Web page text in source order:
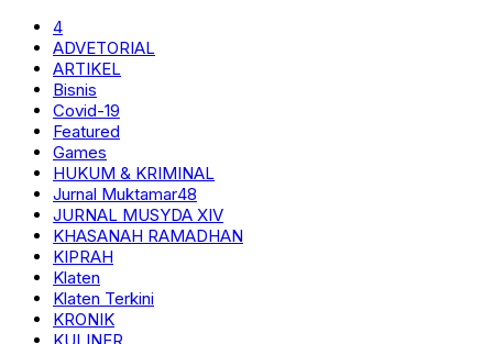
4
ADVETORIAL
ARTIKEL
Bisnis
Covid-19
Featured
Games
HUKUM & KRIMINAL
Jurnal Muktamar48
JURNAL MUSYDA XIV
KHASANAH RAMADHAN
KIPRAH
Klaten
Klaten Terkini
KRONIK